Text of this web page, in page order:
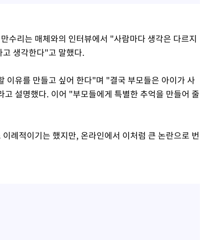
수리는 매체와의 인터뷰에서 "사람마다 생각은 다르지
생각한다"고 말했다.
이유를 만들고 싶어 한다"며 "결국 부모들은 아이가 사
설명했다. 이어 "부모들에게 특별한 추억을 만들어 줄
례적이기는 했지만, 온라인에서 이처럼 큰 논란으로 번